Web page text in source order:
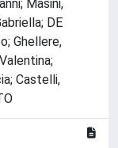
Masini,
DE
Ghellere,
Castelli,